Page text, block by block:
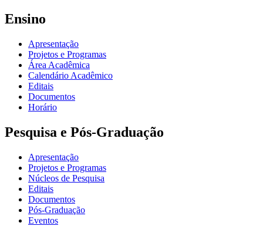
Ensino
Apresentação
Projetos e Programas
Área Acadêmica
Calendário Acadêmico
Editais
Documentos
Horário
Pesquisa e Pós-Graduação
Apresentação
Projetos e Programas
Núcleos de Pesquisa
Editais
Documentos
Pós-Graduação
Eventos